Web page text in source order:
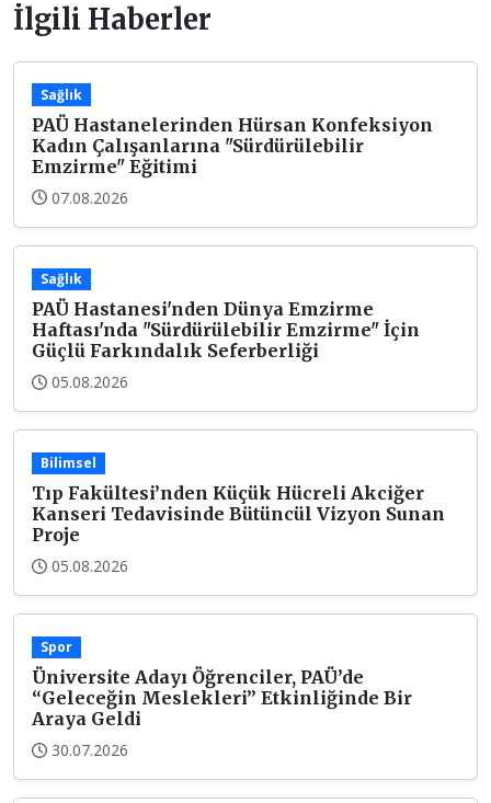
İlgili Haberler
Sağlık
PAÜ Hastanelerinden Hürsan Konfeksiyon
Kadın Çalışanlarına "Sürdürülebilir
Emzirme" Eğitimi
07.08.2026
Sağlık
PAÜ Hastanesi'nden Dünya Emzirme
Haftası'nda "Sürdürülebilir Emzirme" İçin
Güçlü Farkındalık Seferberliği
05.08.2026
Bilimsel
Tıp Fakültesi’nden Küçük Hücreli Akciğer
Kanseri Tedavisinde Bütüncül Vizyon Sunan
Proje
05.08.2026
Spor
Üniversite Adayı Öğrenciler, PAÜ’de
“Geleceğin Meslekleri” Etkinliğinde Bir
Araya Geldi
30.07.2026